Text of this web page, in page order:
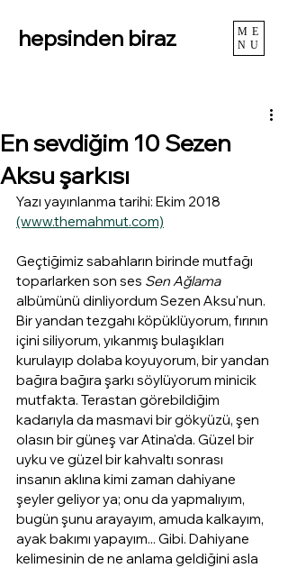
hepsinden biraz
ME
NU
En sevdiğim 10 Sezen
Aksu şarkısı
Yazı yayınlanma tarihi: Ekim 2018
(www.themahmut.com)
Geçtiğimiz sabahların birinde mutfağı
toparlarken son ses Sen Ağlama
albümünü dinliyordum Sezen Aksu'nun.
Bir yandan tezgahı köpüklüyorum, fırının
içini siliyorum, yıkanmış bulaşıkları
kurulayıp dolaba koyuyorum, bir yandan
bağıra bağıra şarkı söylüyorum minicik
mutfakta. Terastan görebildiğim
kadarıyla da masmavi bir gökyüzü, şen
olasın bir güneş var Atina'da. Güzel bir
uyku ve güzel bir kahvaltı sonrası
insanın aklına kimi zaman dahiyane
şeyler geliyor ya; onu da yapmalıyım,
bugün şunu arayayım, amuda kalkayım,
ayak bakımı yapayım... Gibi. Dahiyane
kelimesinin de ne anlama geldiğini asla